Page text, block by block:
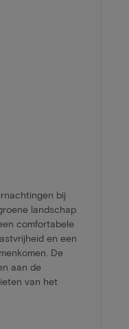
bij
landschap
comfortabele
en een
De
aan de
van het